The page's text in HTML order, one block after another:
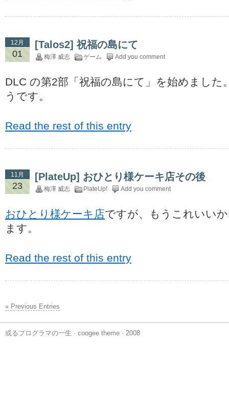
12月
01
[Talos2] 祝福の島にて
梅澤 威志 ゲーム Add you comment
DLC の第2部「祝福の島にて」を始めました
うです。
Read the rest of this entry
11月
23
[PlateUp] おひとり様ケーキ店その後
梅澤 威志 PlateUp! Add you comment
おひとり様ケーキ店ですが、もうこれいい
ます。
Read the rest of this entry
« Previous Entries
或るプログラマの一生 · coogee theme · 2008